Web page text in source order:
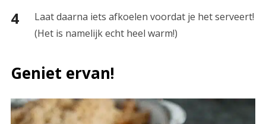
Laat daarna iets afkoelen voordat je het serveert!
(Het is namelijk echt heel warm!)
Geniet ervan!